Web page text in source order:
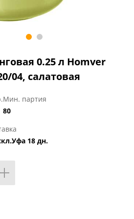
0.25 л Homver
04, салатовая
Мин. партия
80
18 дн.